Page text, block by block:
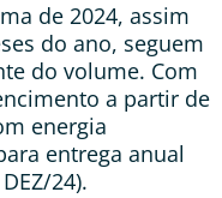
de 2024, assim
do ano, seguem
do volume. Com
a partir de
energia
entrega anual
24).